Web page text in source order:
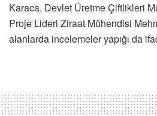
Karaca, Devlet Üretme Çiftlikleri
Proje Lideri Ziraat Mühendisi
alanlarda incelemeler yapığı da